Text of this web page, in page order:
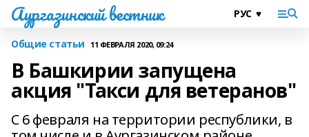
Аургазинский вестник
Общие статьи 11 ФЕВРАЛЯ 2020, 09:24
В Башкирии запущена
акция "Такси для ветеранов"
С 6 февраля на территории республики, в